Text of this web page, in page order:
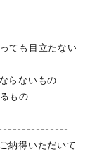
ても目立たない
らないもの
もの
納得いただいて